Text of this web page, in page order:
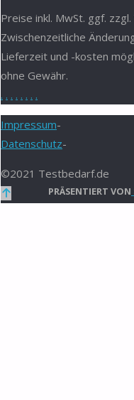
Preise inkl. MwSt. ggf. zzgl.
Zwischenzeitliche
Lieferzeit und -kosten
ohne Gewähr.
. . . . . . . .
Impressum-
Datenschutz-
©2021 Testbedarf.de
PRÄSENTIERT VON
Zurück